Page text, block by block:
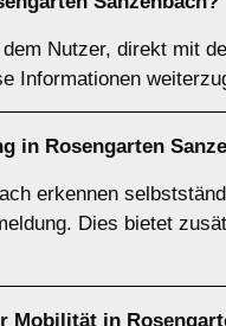
Nutzer, direkt mit
Informationen
in Rosengarten
erkennen
Dies bietet
Mobilität in